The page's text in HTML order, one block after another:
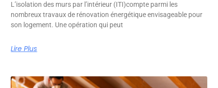
L’isolation des murs par l’intérieur (ITI)compte parmi les
nombreux travaux de rénovation énergétique envisageable pour
son logement. Une opération qui peut
Lire Plus